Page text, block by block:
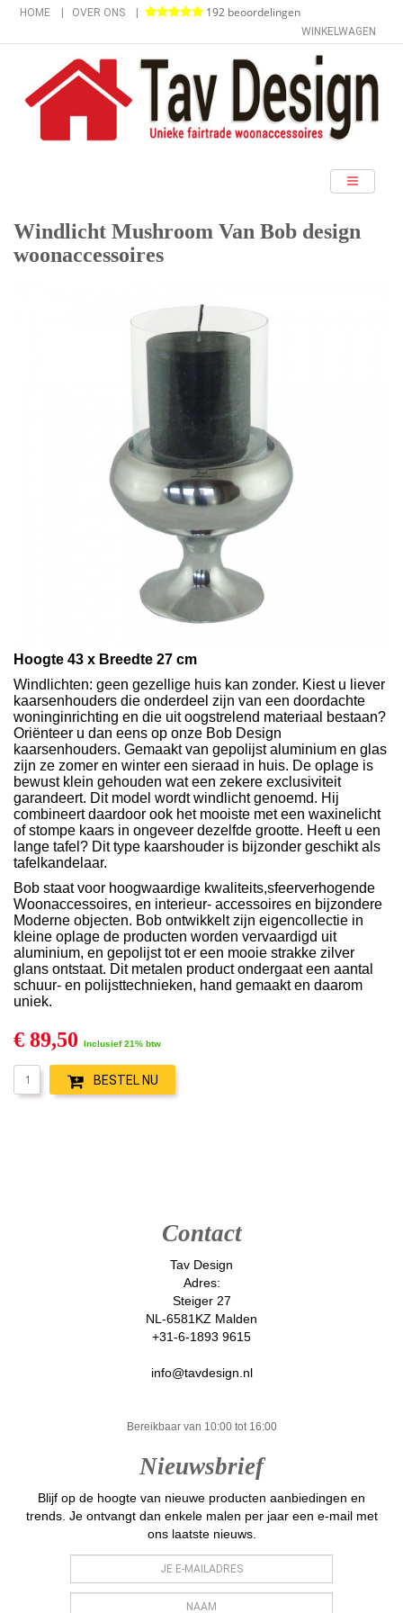
HOME OVER ONS 192 beoordelingen
WINKELWAGEN
Windlicht Mushroom Van Bob design
woonaccessoires
Hoogte 43 x Breedte 27 cm
Windlichten: geen gezellige huis kan zonder. Kiest u liever
kaarsenhouders die onderdeel zijn van een doordachte
woninginrichting en die uit oogstrelend materiaal bestaan?
Oriënteer u dan eens op onze Bob Design
kaarsenhouders. Gemaakt van gepolijst aluminium en glas
zijn ze zomer en winter een sieraad in huis. De oplage is
bewust klein gehouden wat een zekere exclusiviteit
garandeert. Dit model wordt windlicht genoemd. Hij
combineert daardoor ook het mooiste met een waxinelicht
of stompe kaars in ongeveer dezelfde grootte. Heeft u een
lange tafel? Dit type kaarshouder is bijzonder geschikt als
tafelkandelaar.
Bob staat voor hoogwaardige kwaliteits,sfeerverhogende
Woonaccessoires, en interieur- accessoires en bijzondere
Moderne objecten. Bob ontwikkelt zijn eigencollectie in
kleine oplage de producten worden vervaardigd uit
aluminium, en gepolijst tot er een mooie strakke zilver
glans ontstaat. Dit metalen product ondergaat een aantal
schuur- en polijsttechnieken, hand gemaakt en daarom
uniek.
€ 89,50 Inclusief 21% btw
BESTEL NU
Contact
Tav Design
Adres:
Steiger 27
NL-6581KZ Malden
+31-6-1893 9615
info@tavdesign.nl
Bereikbaar van 10:00 tot 16:00
Nieuwsbrief
Blijf op de hoogte van nieuwe producten aanbiedingen en
trends. Je ontvangt dan enkele malen per jaar een e-mail met
ons laatste nieuws.